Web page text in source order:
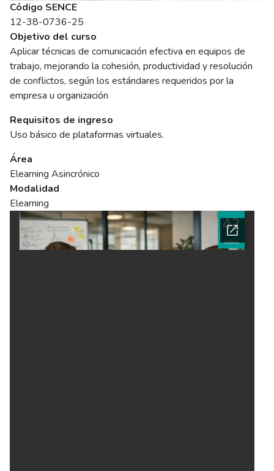
Código SENCE
12-38-0736-25
Objetivo del curso
Aplicar técnicas de comunicación efectiva en equipos de
trabajo, mejorando la cohesión, productividad y resolución
de conflictos, según los estándares requeridos por la
empresa u organización
Requisitos de ingreso
Uso básico de plataformas virtuales.
Área
Elearning Asincrónico
Modalidad
Elearning
Ficha del curso